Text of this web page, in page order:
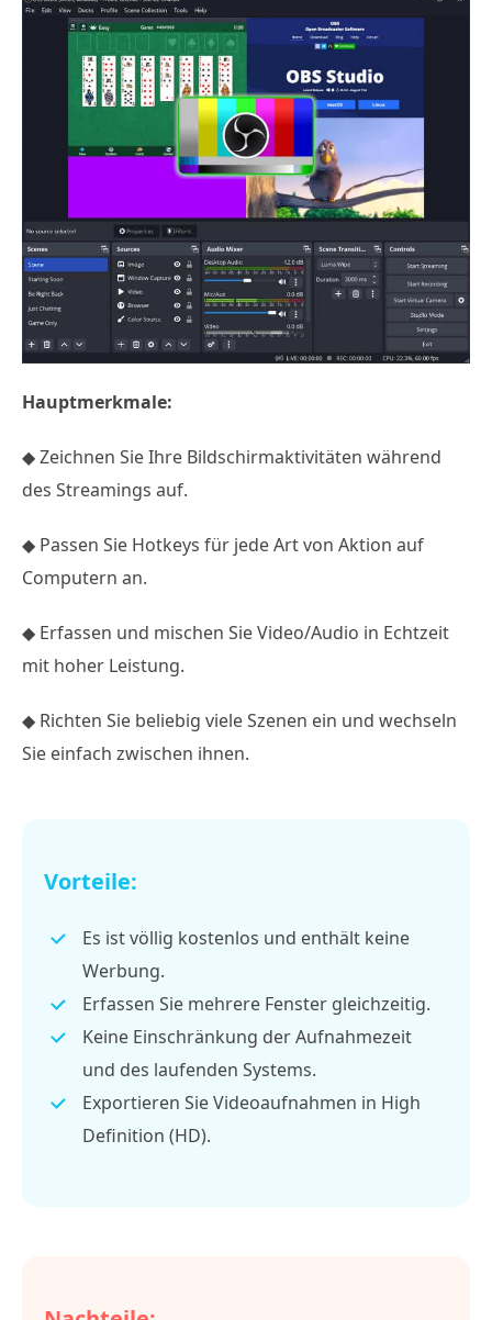
Hauptmerkmale:
◆ Zeichnen Sie Ihre Bildschirmaktivitäten während
des Streamings auf.
◆ Passen Sie Hotkeys für jede Art von Aktion auf
Computern an.
◆ Erfassen und mischen Sie Video/Audio in Echtzeit
mit hoher Leistung.
◆ Richten Sie beliebig viele Szenen ein und wechseln
Sie einfach zwischen ihnen.
Vorteile:
Es ist völlig kostenlos und enthält keine
Werbung.
Erfassen Sie mehrere Fenster gleichzeitig.
Keine Einschränkung der Aufnahmezeit
und des laufenden Systems.
Exportieren Sie Videoaufnahmen in High
Definition (HD).